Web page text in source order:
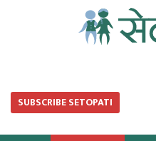
SUBSCRIBE SETOPATI